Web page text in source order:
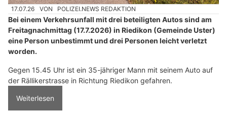
17.07.26 VON POLIZEI.NEWS REDAKTION
Bei einem Verkehrsunfall mit drei beteiligten Autos sind am
Freitagnachmittag (17.7.2026) in Riedikon (Gemeinde Uster)
eine Person unbestimmt und drei Personen leicht verletzt
worden.
Gegen 15.45 Uhr ist ein 35-jähriger Mann mit seinem Auto auf
der Rällikerstrasse in Richtung Riedikon gefahren.
Weiterlesen